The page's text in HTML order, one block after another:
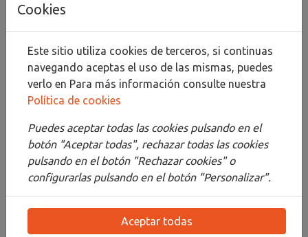
Descripción
Detalles
Adjuntos
Opiniones
¡Este producto no tiene descripción!
Cookies
Este sitio utiliza cookies de terceros, si continuas
navegando aceptas el uso de las mismas, puedes
verlo en Para más información consulte nuestra
Política de cookies
Puedes aceptar todas las cookies pulsando en el
botón "Aceptar todas", rechazar todas las cookies
pulsando en el botón "Rechazar cookies" o
configurarlas pulsando en el botón "Personalizar".
Aceptar todas